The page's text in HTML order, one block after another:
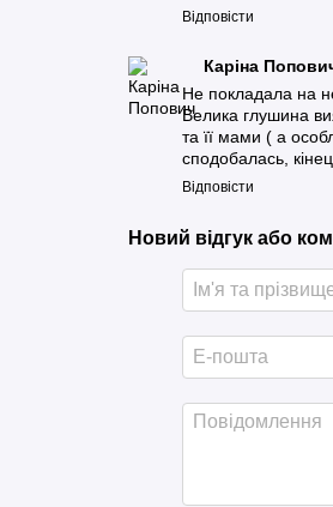
Відповісти
Каріна
Не покладала на
Велика глушина
та її мами ( а
сподобалась,
Відповісти
Новий відгук або